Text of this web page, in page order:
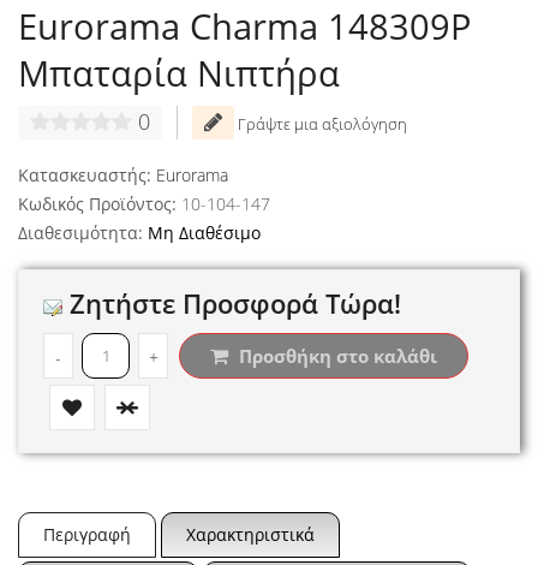
Eurorama Charma 148309P
Μπαταρία Νιπτήρα
0 Γράψτε μια αξιολόγηση
Κατασκευαστής: Eurorama
Κωδικός Προϊόντος: 10-104-147
Διαθεσιμότητα: Μη Διαθέσιμο
Ζητήστε Προσφορά Τώρα!
- + Προσθήκη στο καλάθι
Περιγραφή Χαρακτηριστικά